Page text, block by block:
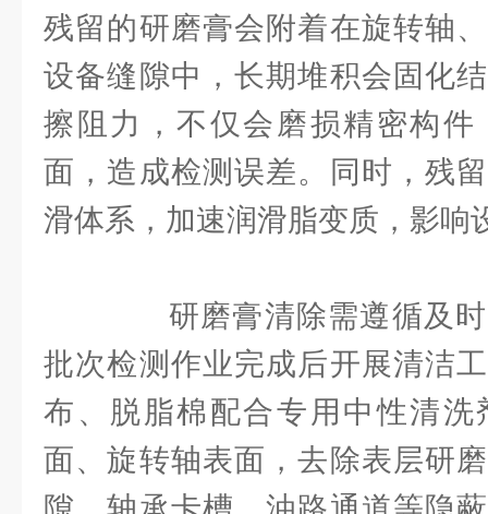
残留的研磨膏会附着在旋转轴
设备缝隙中，长期堆积会固化
擦阻力，不仅会磨损精密构件
面，造成检测误差。同时，残
滑体系，加速润滑脂变质，影响
研磨膏清除需遵循及时
批次检测作业完成后开展清洁
布、脱脂棉配合专用中性清洗
面、旋转轴表面，去除表层研